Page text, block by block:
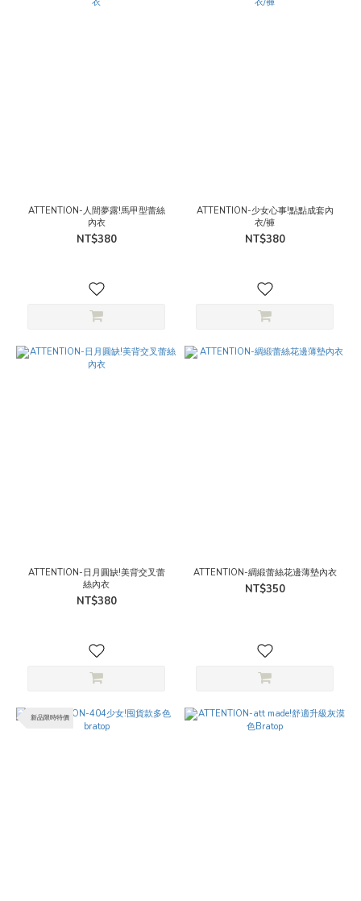
ATTENTION-人間夢露!馬甲型蕾絲
內衣
NT$380
ATTENTION-少女心事!點點成套內
衣/褲
NT$380
ATTENTION-日月圓缺!美背交叉蕾
絲內衣
NT$380
ATTENTION-綢緞蕾絲花邊薄墊內衣
NT$350
新品限時特價